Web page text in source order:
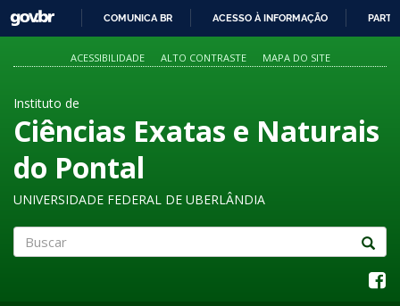
PARA
O
GOVBR
COMUNICA BR ACESSO À INFORMAÇÃO
ACESSIBILIDADE ALTO CONTRASTE MAPA DO SITE
Instituto de
Ciências Exatas e Naturais
do Pontal
UNIVERSIDADE FEDERAL DE UBERLÂNDIA